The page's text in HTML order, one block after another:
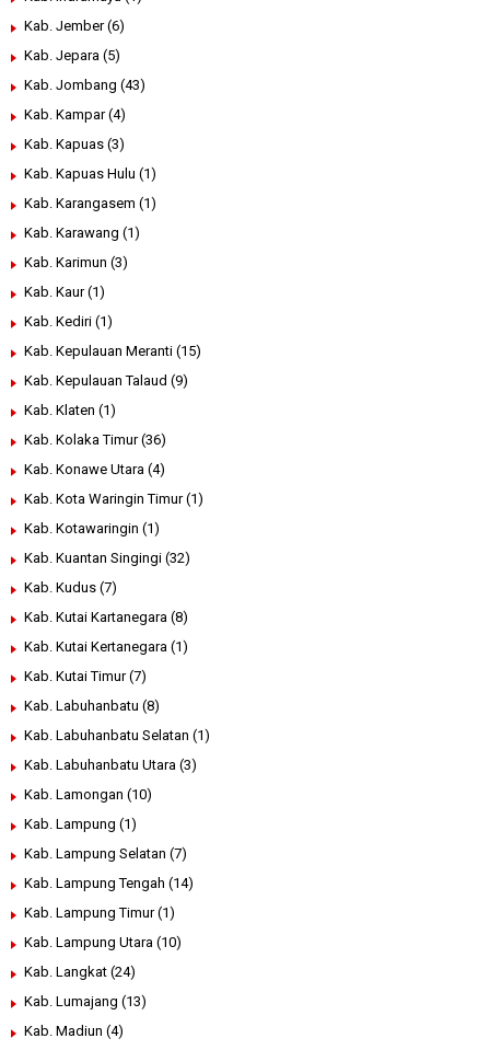
Kab. Jember (6)
Kab. Jepara (5)
Kab. Jombang (43)
Kab. Kampar (4)
Kab. Kapuas (3)
Kab. Kapuas Hulu (1)
Kab. Karangasem (1)
Kab. Karawang (1)
Kab. Karimun (3)
Kab. Kaur (1)
Kab. Kediri (1)
Kab. Kepulauan Meranti (15)
Kab. Kepulauan Talaud (9)
Kab. Klaten (1)
Kab. Kolaka Timur (36)
Kab. Konawe Utara (4)
Kab. Kota Waringin Timur (1)
Kab. Kotawaringin (1)
Kab. Kuantan Singingi (32)
Kab. Kudus (7)
Kab. Kutai Kartanegara (8)
Kab. Kutai Kertanegara (1)
Kab. Kutai Timur (7)
Kab. Labuhanbatu (8)
Kab. Labuhanbatu Selatan (1)
Kab. Labuhanbatu Utara (3)
Kab. Lamongan (10)
Kab. Lampung (1)
Kab. Lampung Selatan (7)
Kab. Lampung Tengah (14)
Kab. Lampung Timur (1)
Kab. Lampung Utara (10)
Kab. Langkat (24)
Kab. Lumajang (13)
Kab. Madiun (4)